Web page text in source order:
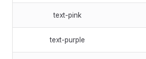
text-pink
text-purple